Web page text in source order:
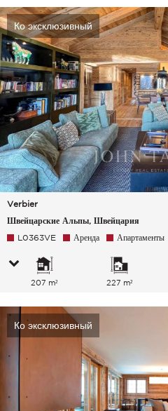
Ко эксклюзивный
Verbier
Швейцарские Альпы, Швейцария
L0363VE Аренда Апартаменты
207 m² 227 m²
Ко эксклюзивный